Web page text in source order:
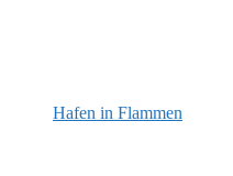
Hafen in Flammen